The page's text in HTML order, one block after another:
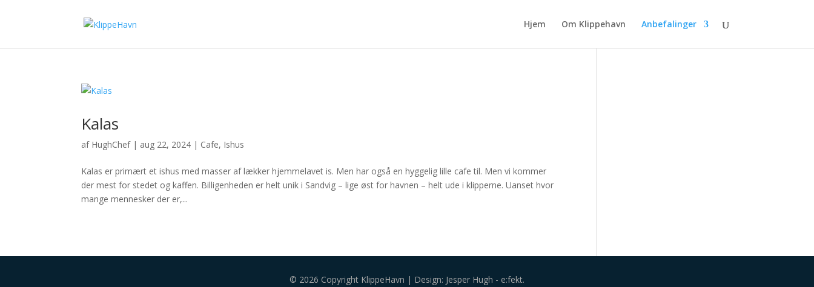
Hjem Om Klippehavn Anbefalinger
Kalas
af HughChef| aug 22, 2024 | Cafe, Ishus
Kalas er primært et ishus med masser af lækker hjemmelavet is. Men har også en hyggelig lille cafe til. Men vi kommer
der mest for stedet og kaffen. Billigenheden er helt unik i Sandvig – lige øst for havnen – helt ude i klipperne. Uanset hvor
mange mennesker der er,...
© 2026 Copyright KlippeHavn | Design: Jesper Hugh - e:fekt.